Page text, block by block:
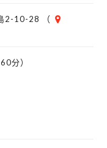
定
2-10-28 （
分）